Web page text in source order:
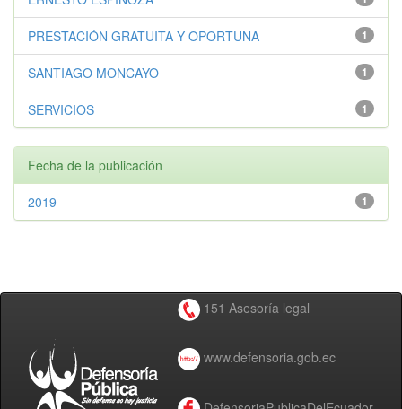
1
PRESTACIÓN GRATUITA Y OPORTUNA
1
SANTIAGO MONCAYO
1
SERVICIOS
Fecha de la publicación
1
2019
151 Asesoría legal
www.defensoria.gob.ec